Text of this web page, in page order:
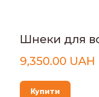
Шнеки для
9,350.00 UAH
Купити